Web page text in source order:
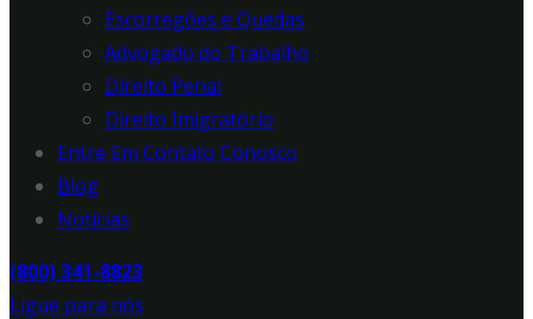
Escorregões e Quedas
Advogado do Trabalho
Direito Penal
Direito Imigratório
Entre Em Contato Conosco
Blog
Notícias
(800) 341-8823
Ligue para nós